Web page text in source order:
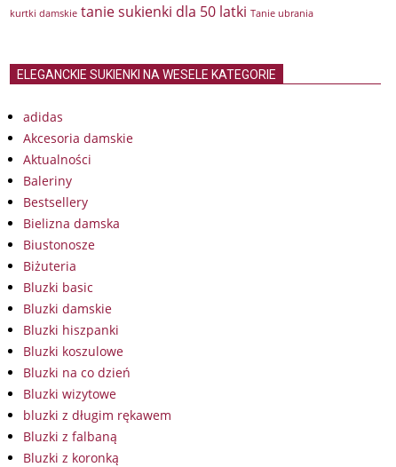
kurtki damskie tanie sukienki dla 50 latki Tanie ubrania
ELEGANCKIE SUKIENKI NA WESELE KATEGORIE
adidas
Akcesoria damskie
Aktualności
Baleriny
Bestsellery
Bielizna damska
Biustonosze
Biżuteria
Bluzki basic
Bluzki damskie
Bluzki hiszpanki
Bluzki koszulowe
Bluzki na co dzień
Bluzki wizytowe
bluzki z długim rękawem
Bluzki z falbaną
Bluzki z koronką